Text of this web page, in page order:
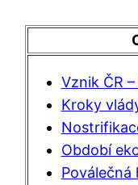
Vznik ČR
Kroky
Období
Poválečná